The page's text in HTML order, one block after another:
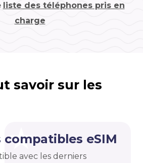
liste des téléphones pris en
charge
savoir sur les
compatibles eSIM
avec les derniers